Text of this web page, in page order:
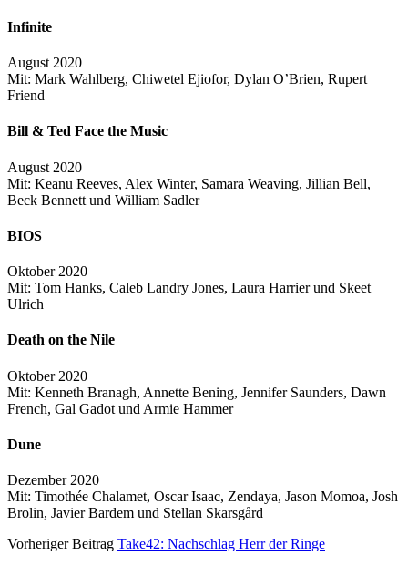
Infinite
August 2020
Mit: Mark Wahlberg, Chiwetel Ejiofor, Dylan O’Brien, Rupert
Friend
Bill & Ted Face the Music
August 2020
Mit: Keanu Reeves, Alex Winter, Samara Weaving, Jillian Bell,
Beck Bennett und William Sadler
BIOS
Oktober 2020
Mit: Tom Hanks, Caleb Landry Jones, Laura Harrier und Skeet
Ulrich
Death on the Nile
Oktober 2020
Mit: Kenneth Branagh, Annette Bening, Jennifer Saunders, Dawn
French, Gal Gadot und Armie Hammer
Dune
Dezember 2020
Mit: Timothée Chalamet, Oscar Isaac, Zendaya, Jason Momoa, Josh
Brolin, Javier Bardem und Stellan Skarsgård
Vorheriger Beitrag Take42: Nachschlag Herr der Ringe